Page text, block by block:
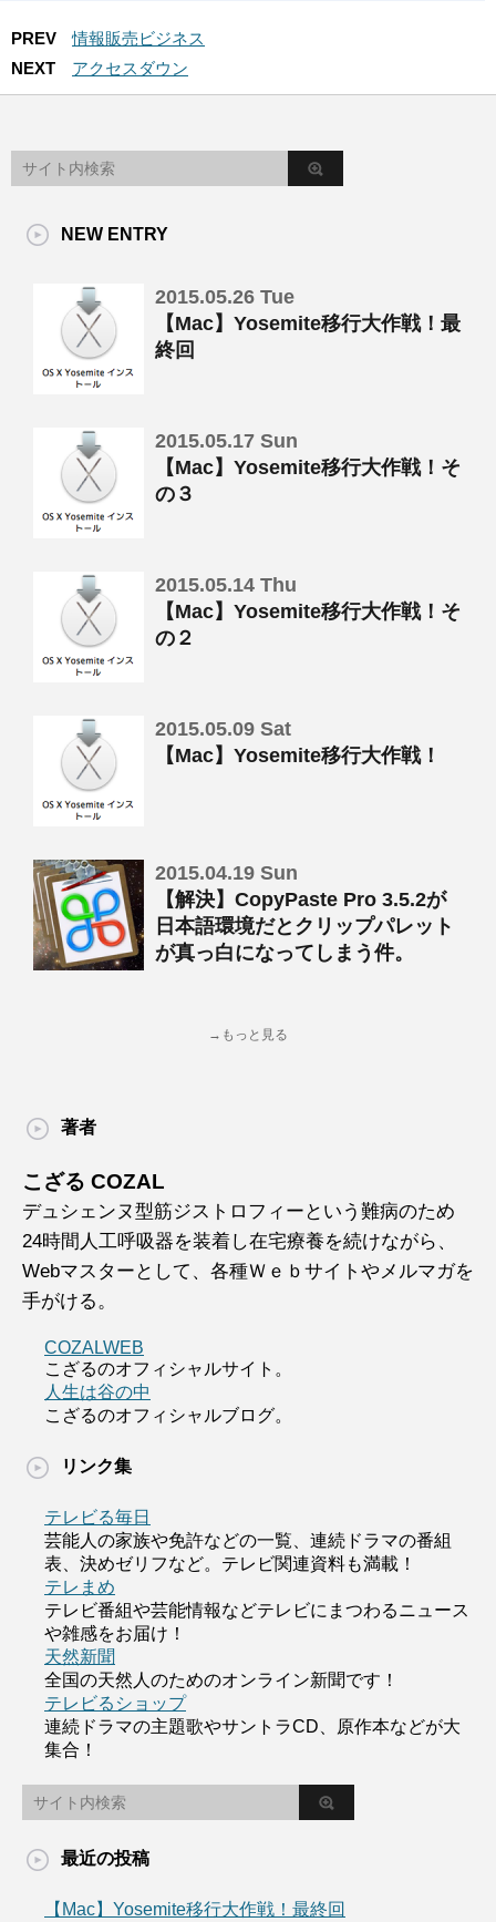
PREV
情報販売ビジネス
NEXT
アクセスダウン
NEW ENTRY
2015.05.26 Tue
【Mac】Yosemite移行大作戦！最
終回
2015.05.17 Sun
【Mac】Yosemite移行大作戦！そ
の３
2015.05.14 Thu
【Mac】Yosemite移行大作戦！そ
の２
2015.05.09 Sat
【Mac】Yosemite移行大作戦！
2015.04.19 Sun
【解決】CopyPaste Pro 3.5.2が
日本語環境だとクリップパレット
が真っ白になってしまう件。
→もっと見る
著者
こざる COZAL
デュシェンヌ型筋ジストロフィーという難病のため
24時間人工呼吸器を装着し在宅療養を続けながら、
Webマスターとして、各種Ｗｅｂサイトやメルマガを
手がける。
COZALWEB
こざるのオフィシャルサイト。
人生は谷の中
こざるのオフィシャルブログ。
リンク集
テレビる毎日
芸能人の家族や免許などの一覧、連続ドラマの番組
表、決めゼリフなど。テレビ関連資料も満載！
テレまめ
テレビ番組や芸能情報などテレビにまつわるニュース
や雑感をお届け！
天然新聞
全国の天然人のためのオンライン新聞です！
テレビるショップ
連続ドラマの主題歌やサントラCD、原作本などが大
集合！
最近の投稿
【Mac】Yosemite移行大作戦！最終回